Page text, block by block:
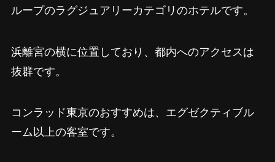
ループのラグジュアリーカテゴリのホテルです。
浜離宮の横に位置しており、都内へのアクセスは
抜群です。
コンラッド東京のおすすめは、エグゼクティブル
ーム以上の客室です。